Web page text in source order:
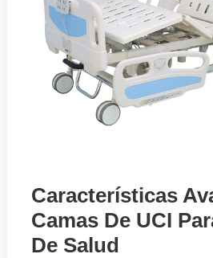
Características
Camas De UCI
De Salud